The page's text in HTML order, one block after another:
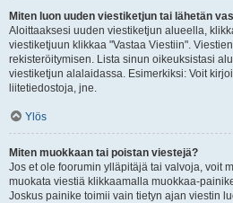
Miten luon uuden viestiketjun tai lähetän
Aloittaaksesi uuden viestiketjun alueella,
viestiketjuun klikkaa "Vastaa Viestiin".
rekisteröitymisen. Lista sinun oikeuksistasi
viestiketjun alalaidassa. Esimerkiksi: Voit
liitetiedostoja, jne.
Ylös
Miten muokkaan tai poistan viestejä?
Jos et ole foorumin ylläpitäjä tai valvoja, voit
muokata viestiä klikkaamalla muokkaa-
Joskus painike toimii vain tietyn ajan viestin